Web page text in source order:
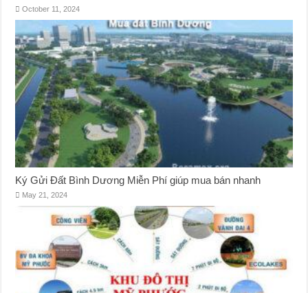
October 11, 2024
Ký Gửi Đất Bình Dương Miễn Phí giúp mua bán nhanh
May 21, 2024